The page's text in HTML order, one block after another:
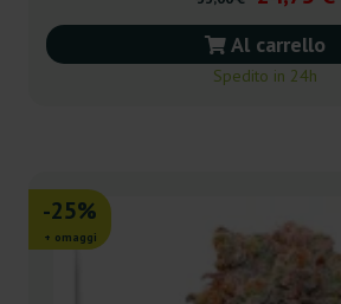
Al carrello
Spedito in 24h
-25%
+ omaggi